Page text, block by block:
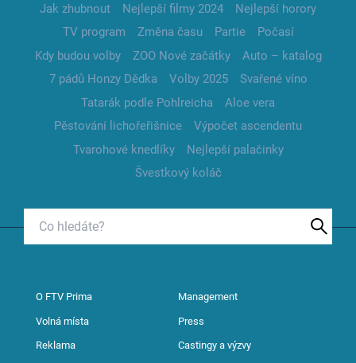
Jak zhubnout Nejlepší filmy 2024
Nejlepší horory
TV program
Změna času Partie
Počasí
Kdy budou volby
ZOO Nové začátky
Auto – katalog
7 pádů Honzy Dědka
Volby 2025
Svařené víno
Tatarák podle Pohlreicha
Aloe vera
Pěstování lichořeřišnice
Výpočet ascendentu
Tvarohové knedlíky
Nejlepší palačinky
Švestkový koláč
O FTV Prima Management
Volná místa Press
Reklama Castingy a výzvy